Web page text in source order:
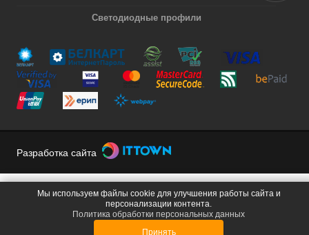
Светодиодные профили
Разработка сайта
Мы используем файлы cookie для улучшения работы сайта и
персонализации контента.
Политика обработки персональных данных
Принять